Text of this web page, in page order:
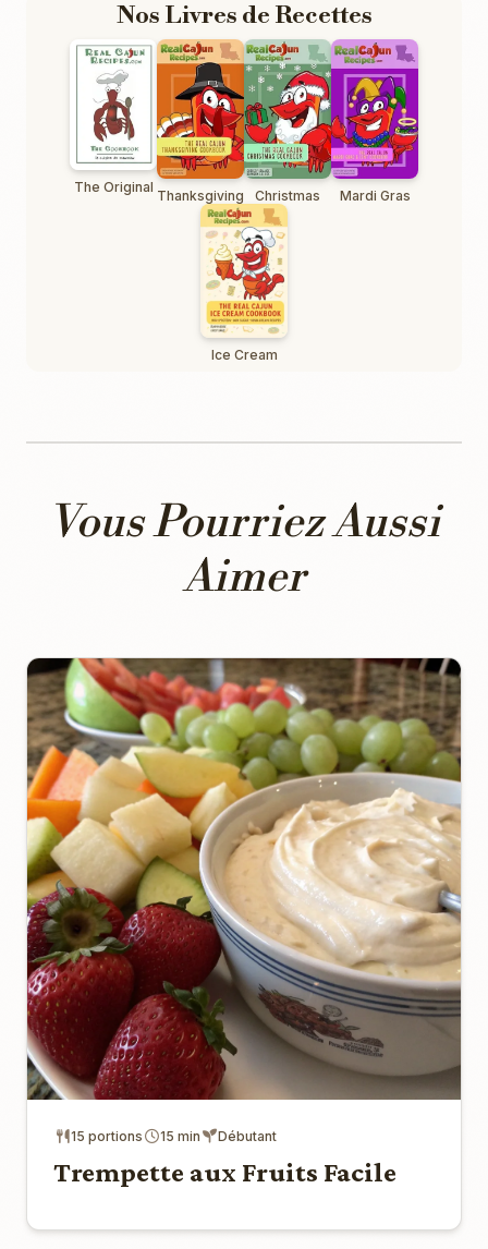
Nos Livres de Recettes
The Original Thanksgiving Christmas Mardi Gras
Ice Cream
Vous Pourriez Aussi
Aimer
15 portions 15 min Débutant
Trempette aux Fruits Facile